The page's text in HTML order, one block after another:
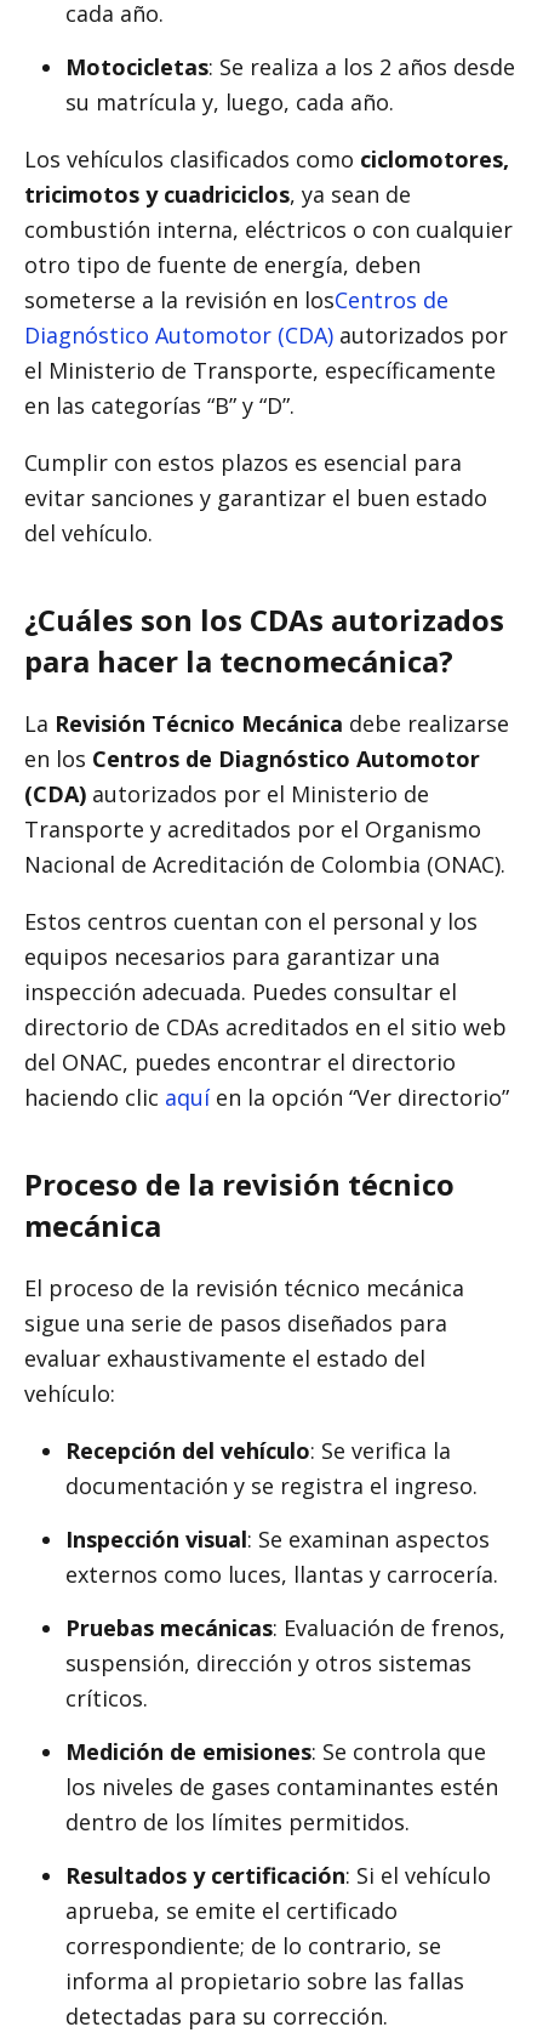
cada año.
Motocicletas: Se realiza a los 2 años desde
su matrícula y, luego, cada año.
Los vehículos clasificados como ciclomotores,
tricimotos y cuadriciclos, ya sean de
combustión interna, eléctricos o con cualquier
otro tipo de fuente de energía, deben
someterse a la revisión en losCentros de
Diagnóstico Automotor (CDA) autorizados por
el Ministerio de Transporte, específicamente
en las categorías “B” y “D”.
Cumplir con estos plazos es esencial para
evitar sanciones y garantizar el buen estado
del vehículo.
¿Cuáles son los CDAs autorizados
para hacer la tecnomecánica?
La Revisión Técnico Mecánica debe realizarse
en los Centros de Diagnóstico Automotor
(CDA) autorizados por el Ministerio de
Transporte y acreditados por el Organismo
Nacional de Acreditación de Colombia (ONAC).
Estos centros cuentan con el personal y los
equipos necesarios para garantizar una
inspección adecuada. Puedes consultar el
directorio de CDAs acreditados en el sitio web
del ONAC, puedes encontrar el directorio
haciendo clic aquíen la opción “Ver directorio”
Proceso de la revisión técnico
mecánica
El proceso de la revisión técnico mecánica
sigue una serie de pasos diseñados para
evaluar exhaustivamente el estado del
vehículo:
Recepción del vehículo: Se verifica la
documentación y se registra el ingreso.
Inspección visual: Se examinan aspectos
externos como luces, llantas y carrocería.
Pruebas mecánicas: Evaluación de frenos,
suspensión, dirección y otros sistemas
críticos.
Medición de emisiones: Se controla que
los niveles de gases contaminantes estén
dentro de los límites permitidos.
Resultados y certificación: Si el vehículo
aprueba, se emite el certificado
correspondiente; de lo contrario, se
informa al propietario sobre las fallas
detectadas para su corrección.